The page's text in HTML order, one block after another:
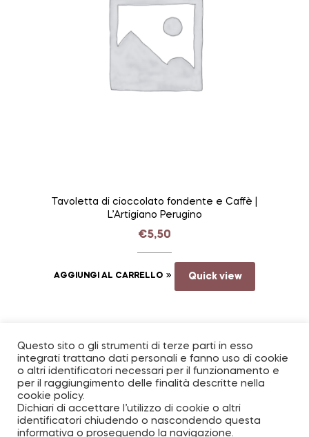
Tavoletta di cioccolato fondente e Caffè |
L’Artigiano Perugino
€5,50
AGGIUNGI AL CARRELLO Quick view
Coppyright © 2026
Reserved.
Questo sito o gli strumenti di terze parti in esso
integrati trattano dati personali e fanno uso di cookie
o altri identificatori necessari per il funzionamento e
per il raggiungimento delle finalità descritte nella
cookie policy.
Dichiari di accettare l’utilizzo di cookie o altri
identificatori chiudendo o nascondendo questa
informativa o proseguendo la navigazione.